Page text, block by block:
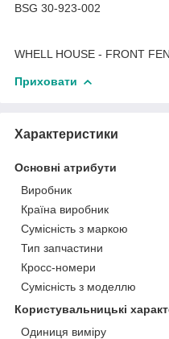
BSG 30-923-002
WHELL HOUSE - FRONT
Приховати
Характеристики
Основні атрибути
Виробник
Країна виробник
Сумісність з маркою
Тип запчастини
Кросс-номери
Сумісність з моделлю
Користувальницькі
Одиниця виміру